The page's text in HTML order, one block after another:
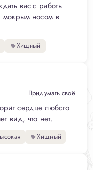
вас с работы
мокрым носом в
Хищный
Придумать своё
сердце любого
вид, что нет.
Хищный